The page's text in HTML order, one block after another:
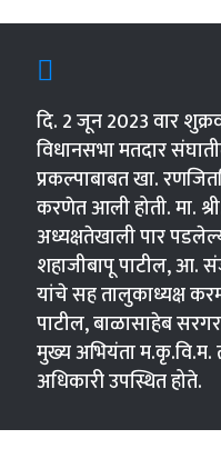
दि. 2 जून 2023 वार
विधानसभा मतदार
प्रकल्पाबाबत खा.
करणेत आली होती. मा.
अध्यक्षतेखाली पार
शहाजीबापू पाटील, आ.
यांचे सह तालुकाध्यक्ष
पाटील, बाळासाहेब
मुख्य अभियंता म.कृ.वि.म.
अधिकारी उपस्थित होते.